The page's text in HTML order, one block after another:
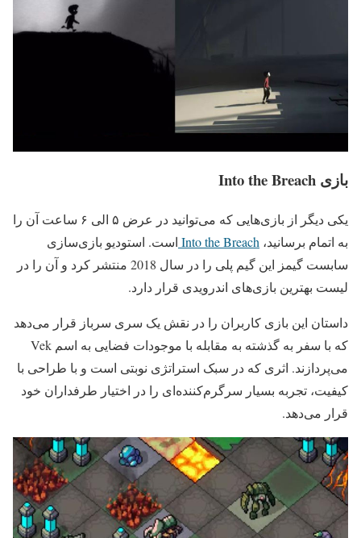
بازی Into the Breach
یکی دیگر از بازی‌هایی که می‌توانید در عرض ۵ الی ۶ ساعت آن را
به اتمام برسانید، Into the Breach است. استودیو بازی‌سازی
سابست گیمز این گیم پلی را در سال 2018 منتشر کرد و آن را در
لیست بهترین بازی‌های اندرویدی قرار دارد.
داستان این بازی کاربران را در نقش یک سری سرباز قرار می‌دهد
که با سفر به گذشته به مقابله با موجودات فضایی به اسم Vek
می‌پردازند. اثری که در سبک استراتژی نوبتی است و با طراحی با
کیفیت، تجربه بسیار سرگرم‌کننده‌ای را در اختیار طرفداران خود
قرار می‌دهد.